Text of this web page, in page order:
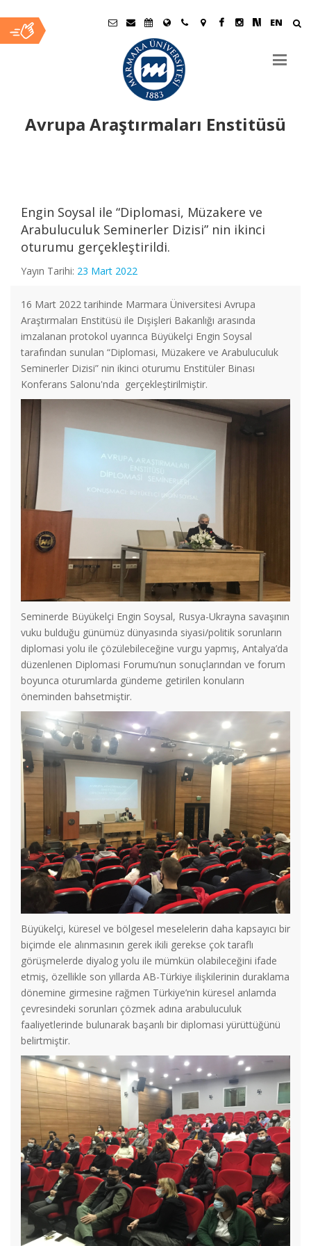
EN
Avrupa Araştırmaları Enstitüsü
İçerikEngin Soysal ile “Diplomasi, Müzakere ve
Arabuluculuk Seminerler Dizisi” nin ikinci
oturumu gerçekleştirildi.
Yayın Tarihi: 23 Mart 2022
16 Mart 2022 tarihinde Marmara Üniversitesi Avrupa
Araştırmaları Enstitüsü ile Dışişleri Bakanlığı arasında
imzalanan protokol uyarınca Büyükelçi Engin Soysal
tarafından sunulan “Diplomasi, Müzakere ve Arabuluculuk
Seminerler Dizisi” nin ikinci oturumu Enstitüler Binası
Konferans Salonu'nda gerçekleştirilmiştir.
Seminerde Büyükelçi Engin Soysal, Rusya-Ukrayna savaşının
vuku bulduğu günümüz dünyasında siyasi/politik sorunların
diplomasi yolu ile çözülebileceğine vurgu yapmış, Antalya’da
düzenlenen Diplomasi Forumu’nun sonuçlarından ve forum
boyunca oturumlarda gündeme getirilen konuların
öneminden bahsetmiştir.
Büyükelçi, küresel ve bölgesel meselelerin daha kapsayıcı bir
biçimde ele alınmasının gerek ikili gerekse çok taraflı
görüşmelerde diyalog yolu ile mümkün olabileceğini ifade
etmiş, özellikle son yıllarda AB-Türkiye ilişkilerinin duraklama
dönemine girmesine rağmen Türkiye’nin küresel anlamda
çevresindeki sorunları çözmek adına arabuluculuk
faaliyetlerinde bulunarak başarılı bir diplomasi yürüttüğünü
belirtmiştir.
2025-2026 EĞİTİM ÖĞRETİM GÜZ YARIYILINDA KESİN KAYIT
HAKKI KAZANAN YEDEK ADAY LİSTESİ